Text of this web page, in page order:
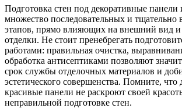
Подготовка стен под декоративные
множество последовательных и
этапов, прямо влияющих на внешний вид и
отделки. Не стоит пренебрегать
работами: правильная очистка,
обработка антисептиками позволяют
срок службы отделочных материалов и
эстетического совершенства. Помните, что
красивые панели не раскроют своей
неправильной подготовке стен.